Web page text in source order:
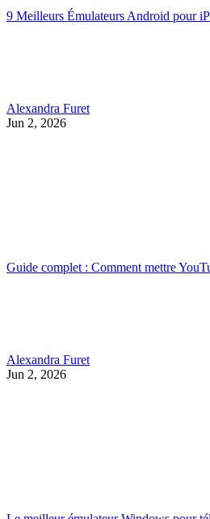
9 Meilleurs Émulateurs Android pour
Alexandra Furet
Jun 2, 2026
Guide complet : Comment mettre
Alexandra Furet
Jun 2, 2026